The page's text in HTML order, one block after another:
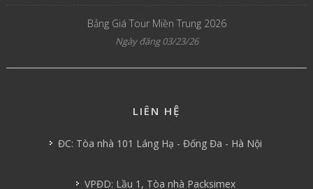
Bảng Giá Tour Miền Trung 2026
Ngày đăng 03/23/26
LIÊN HỆ
ĐC: Tòa nhà 101 Láng Hạ - Đống Đa - Hà Nội
VPĐD: Lầu 1, Tòa nhà Packsimex